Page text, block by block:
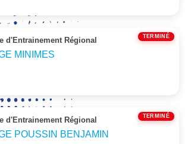
vision et nos
Juliette
PAYET, Présidente
Le Crédit Agricole
La Réunion –
Mayotte est fier
TERMINÉ
d'Entrainement Régional
MINIMES
TERMINÉ
d'Entrainement Régional
POUSSIN BENJAMIN